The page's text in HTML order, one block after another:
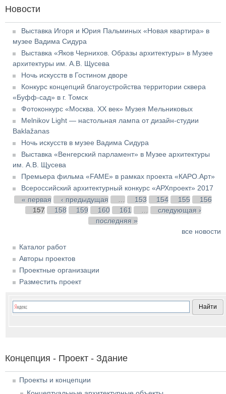
Новости
Выставка Игоря и Юрия Пальминых «Новая квартира» в
музее Вадима Сидура
Выставка «Яков Чернихов. Образы архитектуры» в Музее
архитектуры им. А.В. Щусева
Ночь искусств в Гостином дворе
Конкурс концепций благоустройства территории сквера
«Буфф-сад» в г. Томск
Фотоконкурс «Москва. XX век» Музея Мельниковых
Melnikov Light — настольная лампа от дизайн-студии
Baklažanas
Ночь искусств в музее Вадима Сидура
Выставка «Венгерский парламент» в Музее архитектуры
им. А.В. Щусева
Премьера фильма «FAME» в рамках проекта «КАРО.Арт»
Всероссийский архитектурный конкурс «АРХпроект» 2017
Страницы
« первая ‹ предыдущая 153 154 155
156
157
158 159 160 161
следующая ›
последняя »
все новости
Каталог работ
Авторы проектов
Проектные организации
Разместить проект
Концепция - Проект - Здание
Проекты и концепции